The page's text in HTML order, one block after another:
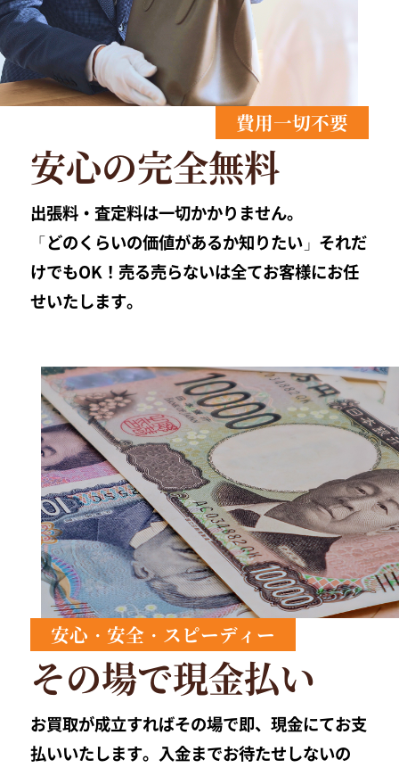
費用一切不要
安心の完全無料
出張料・査定料は一切かかりません。
「どのくらいの価値があるか知りたい」それだ
けでもOK！売る売らないは全てお客様にお任
せいたします。
安心・安全・スピーディー
その場で現金払い
お買取が成立すればその場で即、現金にてお支
払いいたします。入金までお待たせしないの